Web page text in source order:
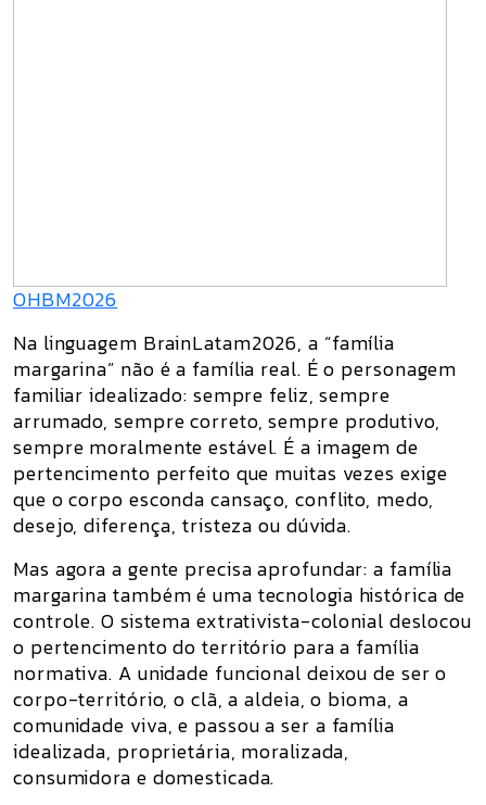
OHBM2026
Na linguagem BrainLatam2026, a “família
margarina” não é a família real. É o personagem
familiar idealizado: sempre feliz, sempre
arrumado, sempre correto, sempre produtivo,
sempre moralmente estável. É a imagem de
pertencimento perfeito que muitas vezes exige
que o corpo esconda cansaço, conflito, medo,
desejo, diferença, tristeza ou dúvida.
Mas agora a gente precisa aprofundar: a família
margarina também é uma tecnologia histórica de
controle. O sistema extrativista-colonial deslocou
o pertencimento do território para a família
normativa. A unidade funcional deixou de ser o
corpo-território, o clã, a aldeia, o bioma, a
comunidade viva, e passou a ser a família
idealizada, proprietária, moralizada,
consumidora e domesticada.